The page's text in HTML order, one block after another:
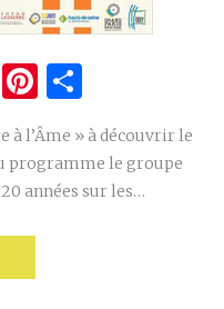
LinkedIn
Pinterest
à l’Âme » à découvrir le
programme le groupe
20 années sur les…